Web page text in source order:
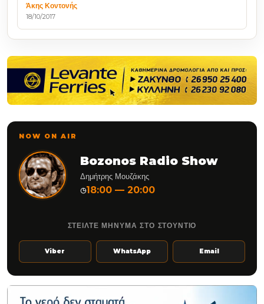
Άκης Κοντονής
18/10/2017
NOW ON AIR
Bozonos Radio Show
Δημήτρης Μουζάκης
◷18:00 — 20:00
ΣΤΕΙΛΤΕ ΜΗΝΥΜΑ ΣΤΟ ΣΤΟΥΝΤΙΟ
Viber WhatsApp Email